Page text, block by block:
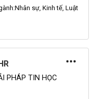
Nhân sự, Kinh tế, Luật
PHÁP TIN HỌC